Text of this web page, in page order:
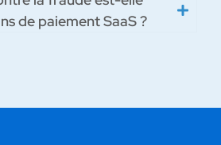
de paiement SaaS ?